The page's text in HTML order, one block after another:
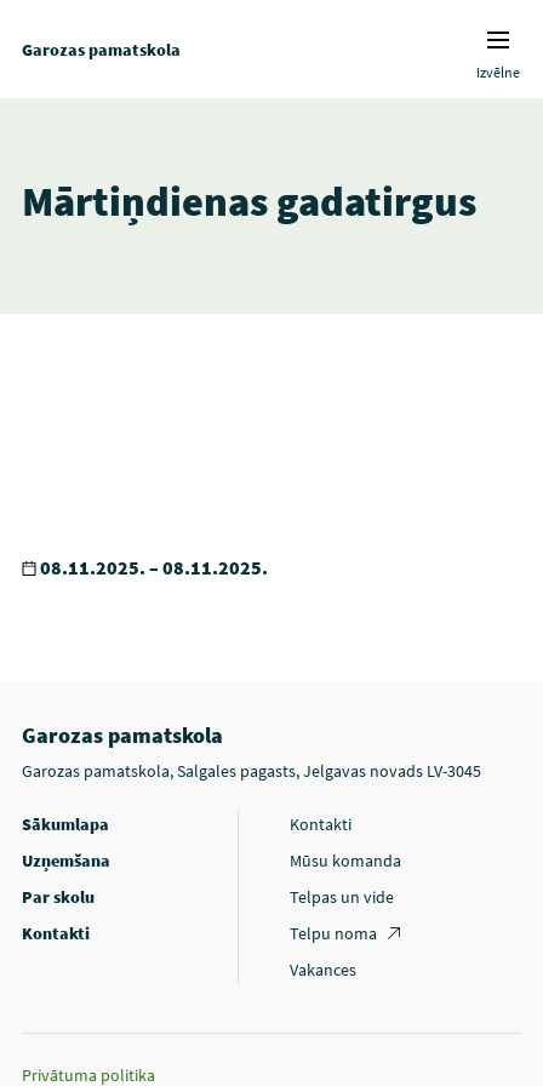
Garozas pamatskola
Izvēlne
Mārtiņdienas gadatirgus
08.11.2025. – 08.11.2025.
Garozas pamatskola
Garozas pamatskola, Salgales pagasts, Jelgavas novads LV-3045
Sākumlapa
Uzņemšana
Par skolu
Kontakti
Kontakti
Mūsu komanda
Telpas un vide
Telpu noma
Vakances
Privātuma politika